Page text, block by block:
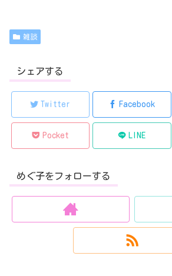
雑談
シェアする
Twitter Facebook
Pocket LINE
めぐ子をフォローする